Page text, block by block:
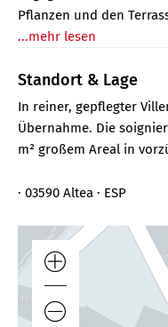
Pflanzen und den
...mehr lesen
Standort & Lage
In reiner, gepflegter
Übernahme. Die
m² großem Areal in
· 03590 Altea · ESP